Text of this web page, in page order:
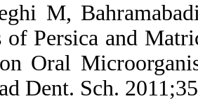
3. Sadeghi M,
Effects of
Common Oral
Mashhad Dent.